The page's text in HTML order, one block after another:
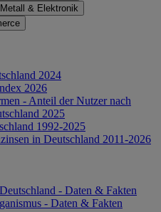
Metall & Elektronik
2024
2026
- Anteil der Nutzer nach
2025
1992-2025
in Deutschland 2011-2026
- Daten & Fakten
- Daten & Fakten